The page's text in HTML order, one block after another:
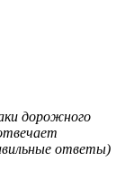
дорожного
ответы)